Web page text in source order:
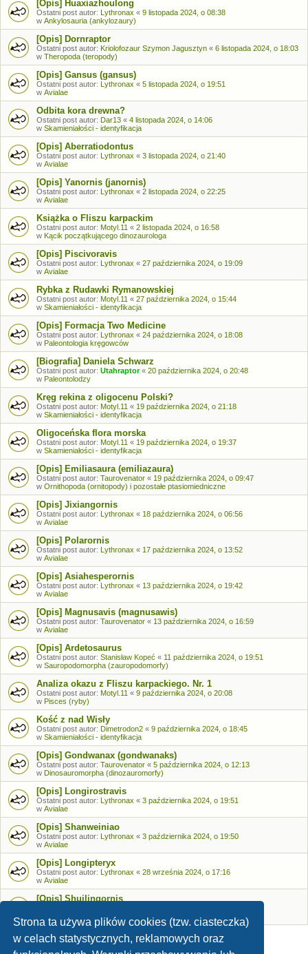
Strona ta używa plików cookies (tzw. ciasteczka)
w celach statystycznych, reklamowych oraz
[Opis] Huaxiazhoulong
Ostatni post autor: Lythronax « 9 listopada 2024, o 08:38
w Ankylosauria (ankylozaury)
[Opis] Dornraptor
Ostatni post autor: Kriolofozaur Szymon Jagusztyn « 6 listopada 2024, o 18:03
w Theropoda (teropody)
[Opis] Gansus (gansus)
Ostatni post autor: Lythronax « 5 listopada 2024, o 19:51
w Avialae
Odbita kora drewna?
Ostatni post autor: Dar13 « 4 listopada 2024, o 14:06
w Skamieniałości - identyfikacja
[Opis] Aberratiodontus
Ostatni post autor: Lythronax « 3 listopada 2024, o 21:40
w Avialae
[Opis] Yanornis (janornis)
Ostatni post autor: Lythronax « 2 listopada 2024, o 22:25
w Avialae
Książka o Fliszu karpackim
Ostatni post autor: Motyl.11 « 2 listopada 2024, o 16:58
w Kącik początkującego dinozaurologa
[Opis] Piscivoravis
Ostatni post autor: Lythronax « 27 października 2024, o 19:09
w Avialae
Rybka z Rudawki Rymanowskiej
Ostatni post autor: Motyl.11 « 27 października 2024, o 15:44
w Skamieniałości - identyfikacja
[Opis] Formacja Two Medicine
Ostatni post autor: Lythronax « 24 października 2024, o 18:08
w Paleontologia kręgowców
[Biografia] Daniela Schwarz
Ostatni post autor: Utahraptor« 20 października 2024, o 20:48
w Paleontolodzy
Kręg rekina z oligocenu Polski?
Ostatni post autor: Motyl.11 « 19 października 2024, o 21:18
w Skamieniałości - identyfikacja
Oligoceńska flora morska
Ostatni post autor: Motyl.11 « 19 października 2024, o 19:37
w Skamieniałości - identyfikacja
[Opis] Emiliasaura (emiliazaura)
Ostatni post autor: Taurovenator « 19 października 2024, o 09:47
w Ornithopoda (ornitopody) i pozostałe ptasiomiedniczne
[Opis] Jixiangornis
Ostatni post autor: Lythronax « 18 października 2024, o 06:56
w Avialae
[Opis] Polarornis
Ostatni post autor: Lythronax « 17 października 2024, o 13:52
w Avialae
[Opis] Asiahesperornis
Ostatni post autor: Lythronax « 13 października 2024, o 19:42
w Avialae
[Opis] Magnusavis (magnusawis)
Ostatni post autor: Taurovenator « 13 października 2024, o 16:59
w Avialae
[Opis] Ardetosaurus
Ostatni post autor: Stanisław Kopeć « 11 października 2024, o 19:51
w Sauropodomorpha (zauropodomorfy)
Analiza okazu z Fliszu karpackiego. Nr. 1
Ostatni post autor: Motyl.11 « 9 października 2024, o 20:08
w Pisces (ryby)
Kość z nad Wisły
Ostatni post autor: Dimetrodon2 « 9 października 2024, o 18:45
w Skamieniałości - identyfikacja
[Opis] Gondwanax (gondwanaks)
Ostatni post autor: Taurovenator « 5 października 2024, o 12:13
w Dinosauromorpha (dinozauromorfy)
[Opis] Longirostravis
Ostatni post autor: Lythronax « 3 października 2024, o 19:51
w Avialae
[Opis] Shanweiniao
Ostatni post autor: Lythronax « 3 października 2024, o 19:50
w Avialae
[Opis] Longipteryx
Ostatni post autor: Lythronax « 28 września 2024, o 17:16
w Avialae
[Opis] Shuilingornis